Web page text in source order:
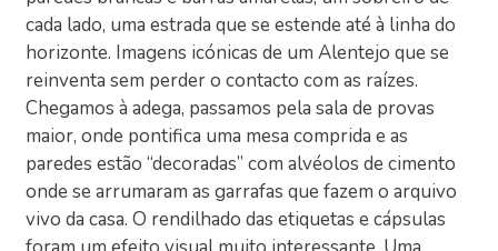
cada lado, uma estrada que se estende até à linha do
horizonte. Imagens icónicas de um Alentejo que se
reinventa sem perder o contacto com as raízes.
Chegamos à adega, passamos pela sala de provas
maior, onde pontifica uma mesa comprida e as
paredes estão “decoradas” com alvéolos de cimento
onde se arrumaram as garrafas que fazem o arquivo
vivo da casa. O rendilhado das etiquetas e cápsulas